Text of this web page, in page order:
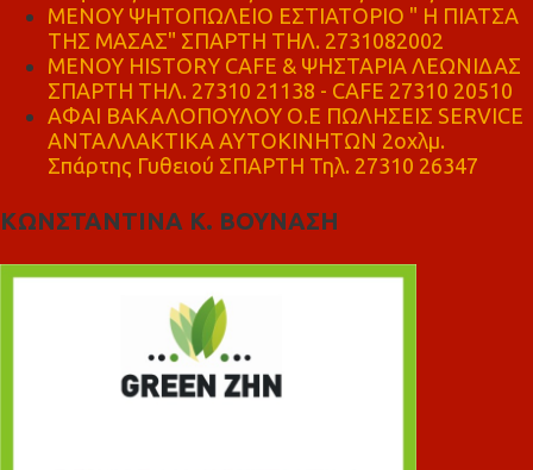
ΜΕΝΟΥ ΨΗΤΟΠΩΛΕΙΟ ΕΣΤΙΑΤΟΡΙΟ " Η ΠΙΑΤΣΑ
ΤΗΣ ΜΑΣΑΣ" ΣΠΑΡΤΗ ΤΗΛ. 2731082002
ΜΕΝΟΥ HISTORY CAFE & ΨΗΣΤΑΡΙΑ ΛΕΩΝΙΔΑΣ
ΣΠΑΡΤΗ ΤΗΛ. 27310 21138 - CAFE 27310 20510
ΑΦΑΙ ΒΑΚΑΛΟΠΟΥΛΟΥ Ο.Ε ΠΩΛΗΣΕΙΣ SERVICE
ΑΝΤΑΛΛΑΚΤΙΚΑ ΑΥΤΟΚΙΝΗΤΩΝ 2οχλμ.
Σπάρτης Γυθειού ΣΠΑΡΤΗ Τηλ. 27310 26347
ΚΩΝΣΤΑΝΤΙΝΑ Κ. ΒΟΥΝΑΣΗ